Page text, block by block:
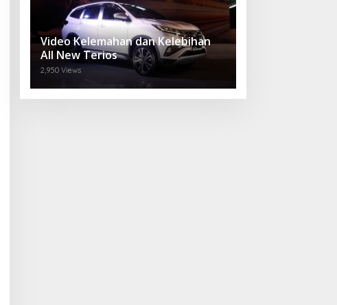
Video Kelemahan dan Kelebihan
All New Terios
2,950 Views